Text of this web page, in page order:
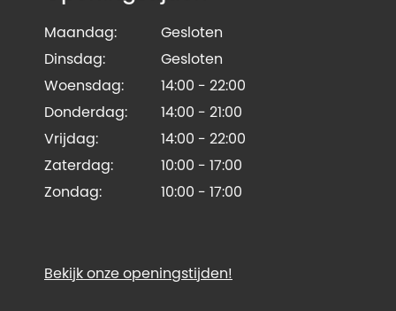
Maandag:
Gesloten
Dinsdag:
Gesloten
Woensdag:
14:00 - 22:00
Donderdag:
14:00 - 21:00
Vrijdag:
14:00 - 22:00
Zaterdag:
10:00 - 17:00
Zondag:
10:00 - 17:00
Bekijk onze openingstijden!